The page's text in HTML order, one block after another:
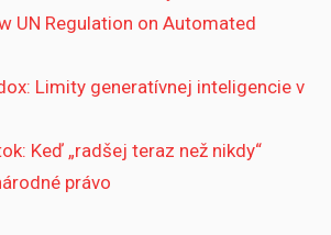
UN Regulation on Automated
Limity generatívnej inteligencie v
Keď „radšej teraz než nikdy“
právo